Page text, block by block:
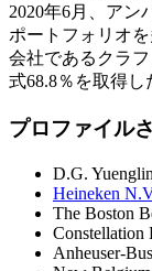
2020年6月、アン
ポートフォリオ
会社であるクラ
式68.8％を取得し
プロファイル
D.G.
Heineken
The Boston
Constellation
Anheuser-